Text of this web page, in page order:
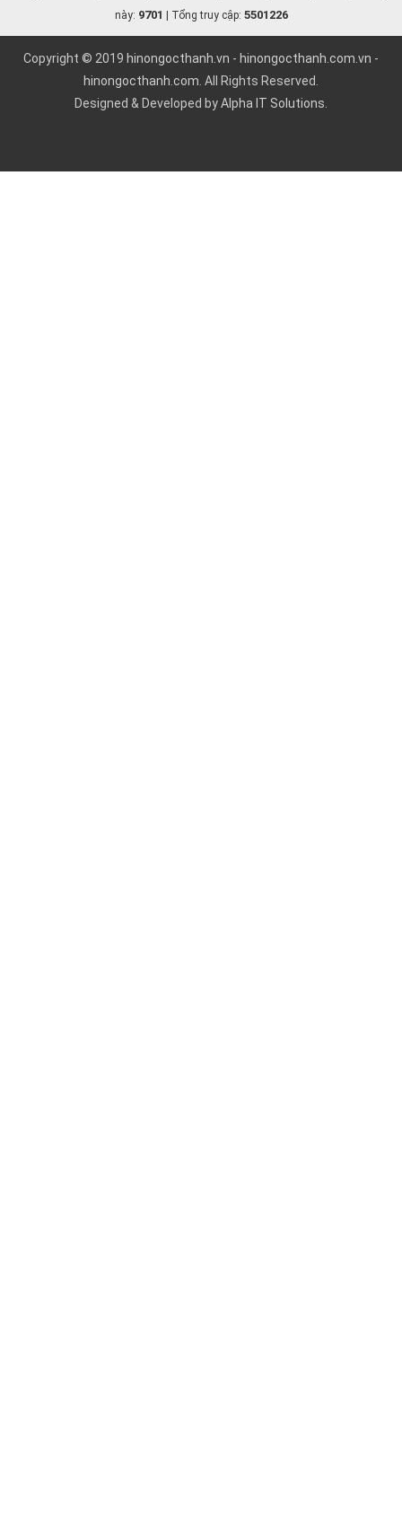
này: 9701 | Tổng truy cập: 5501226
Copyright © 2019 hinongocthanh.vn - hinongocthanh.com.vn -
hinongocthanh.com . All Rights Reserved.
Designed & Developed byAlpha IT Solutions.